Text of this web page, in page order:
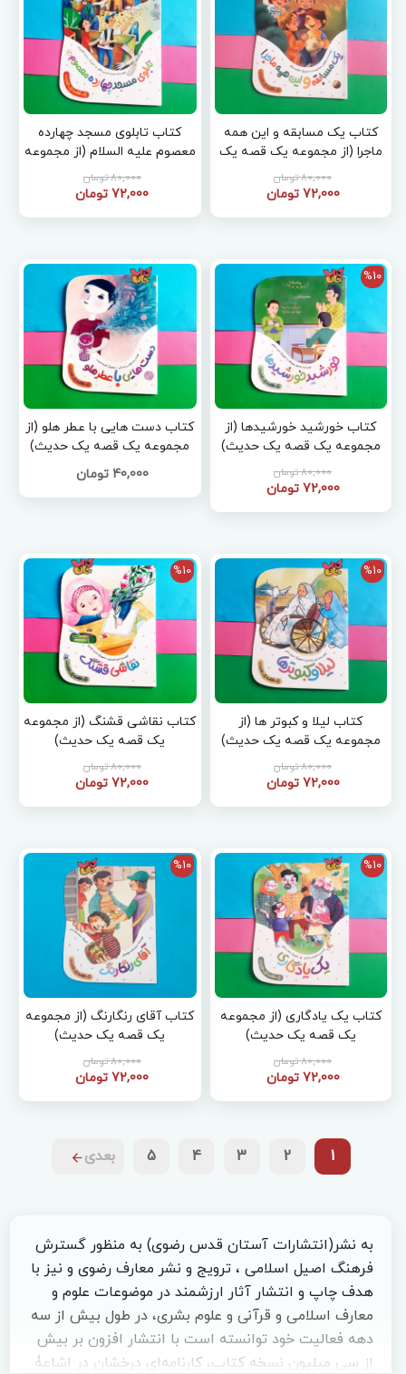
کتاب یک مسابقه و این همه
ماجرا (از مجموعه یک قصه یک
حدیث)80,000 تومان
72,000 تومان
کتاب تابلوی مسجد چهارده
معصوم علیه السلام (از مجموعه
یک قصه یک حدیث)
80,000 تومان
72,000 تومان
%10
کتاب خورشید خورشیدها (از
مجموعه یک قصه یک حدیث)
80,000 تومان
72,000 تومان
کتاب دست هایی با عطر هلو (از
مجموعه یک قصه یک حدیث)
40,000 تومان
%10
کتاب لیلا و کبوتر ها (از
مجموعه یک قصه یک حدیث)
80,000 تومان
72,000 تومان
%10
کتاب نقاشی قشنگ (از مجموعه
یک قصه یک حدیث)
80,000 تومان
72,000 تومان
%10
کتاب یک یادگاری (از مجموعه
یک قصه یک حدیث)
80,000 تومان
72,000 تومان
%10
کتاب آقای رنگارنگ (از مجموعه
یک قصه یک حدیث)
80,000 تومان
72,000 تومان
1
2
3
4
5 بعدی
به نشر(انتشارات آستان قدس رضوی) به منظور گسترش
فرهنگ اصیل اسلامی ، ترویج و نشر معارف رضوی و نیز با
هدف چاپ و انتشار آثار ارزشمند در موضوعات علوم و
معارف اسلامی و قرآنی و علوم بشری، در طول بیش از سه
دهه فعالیت خود توانسته است با انتشار افزون بر بیش
از سی میلیون نسخه کتاب، کارنامه‌ای درخشان در اشاعۀ